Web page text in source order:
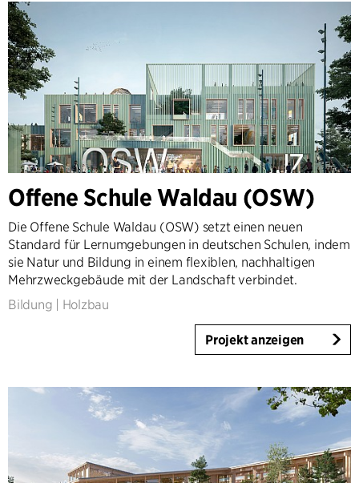
Offene Schule Waldau (OSW)
Die Offene Schule Waldau (OSW) setzt einen neuen
Standard für Lernumgebungen in deutschen Schulen, indem
sie Natur und Bildung in einem flexiblen, nachhaltigen
Mehrzweckgebäude mit der Landschaft verbindet.
Bildung
Holzbau
Projekt anzeigen